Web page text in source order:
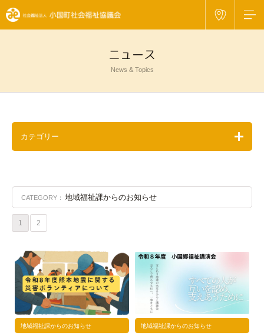
ニュース
News & Topics
カテゴリー
CATEGORY： 地域福祉課からのお知らせ
1 2
地域福祉課からのお知らせ 地域福祉課からのお知らせ